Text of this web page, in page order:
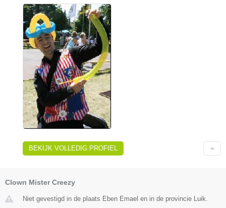
BEKIJK VOLLEDIG PROFIEL
Clown Mister Creezy
Niet gevestigd in de plaats Eben Emael en in de provincie Luik.